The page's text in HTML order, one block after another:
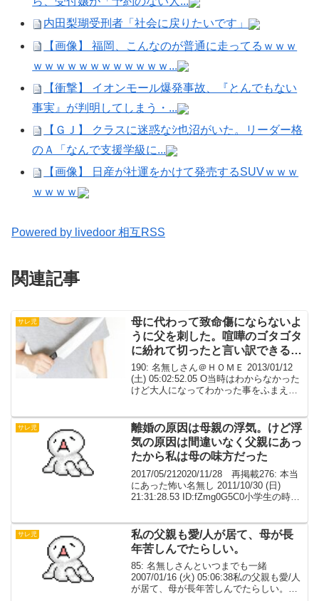
内田梨瑚受刑者「社会に戻りたいです」
【画像】 福岡、こんなのが普通に走ってるｗｗｗ
ｗｗｗｗｗｗｗｗｗｗｗｗ...
【衝撃】 イオンモール爆発事故、『とんでもない
事実』が判明してしまう・...
【ＧＪ】 クラスに迷惑なｼ也沼がいた。リーダー格
のＡ「なんで支援学級に...
【画像】 日産が社運をかけて発売するSUVｗｗｗ
ｗｗｗｗ
Powered by livedoor 相互RSS
関連記事
サレ児
母に代わって致命傷にならないよ
うに父を刺した。喧嘩のゴタゴタ
に紛れて切ったと言い訳できる程
度に。
190: 名無しさん＠ＨＯＭＥ 2013/01/12
(土) 05:02:52.05 O当時はわからなかった
けど大人になってわかった事をふまえな
任だと母は子供達に説...
サレ児
離婚の原因は母親の浮気。けど浮
気の原因は間違いなく父親にあっ
たから私は母の味方だった
2017/05/212020/11/28 再掲載276: 本当
にあった怖い名無し 2011/10/30 (日)
21:31:28.53 ID:fZmg0G5C0小学生の時に
サレ児
私の父親も愛/人が居て、母が長
年苦しんでたらしい。
85: 名無しさんといつまでも一緒
2007/01/16 (火) 05:06:38私の父親も愛/人
が居て、母が長年苦しんでたらしい。た